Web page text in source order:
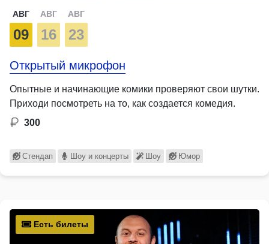
АВГ
09
АВГ
16
АВГ
23
Открытый микрофон
Опытные и начинающие комики проверяют свои шутки.
Приходи посмотреть на то, как создается комедия.
300
Стендап Шоу и концерты Шоу Юмор
Есть билеты